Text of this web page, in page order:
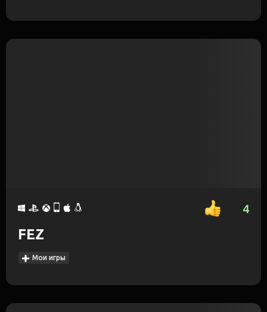
4
FEZ
Мои игры